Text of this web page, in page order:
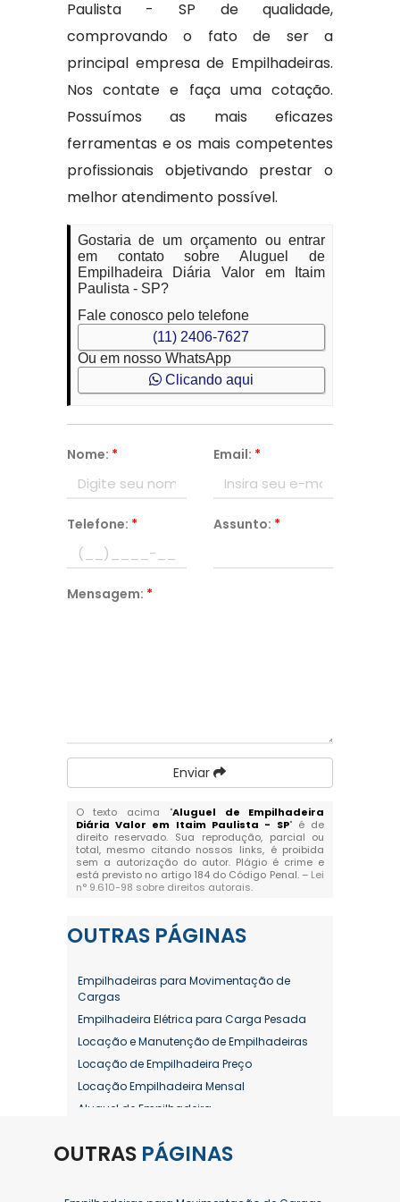
Paulista - SP de qualidade,
comprovando o fato de ser a
principal empresa de Empilhadeiras.
Nos contate e faça uma cotação.
Possuímos as mais eficazes
ferramentas e os mais competentes
profissionais objetivando prestar o
melhor atendimento possível.
Gostaria de um orçamento ou entrar
em contato sobre Aluguel de
Empilhadeira Diária Valor em Itaim
Paulista - SP?
Fale conosco pelo telefone
(11) 2406-7627
Ou em nosso WhatsApp
Clicando aqui
Nome: * Email: *
Telefone: * Assunto: *
Mensagem: *
Enviar
O texto acima "Aluguel de Empilhadeira
Diária Valor em Itaim Paulista - SP" é de
direito reservado. Sua reprodução, parcial ou
total, mesmo citando nossos links, é proibida
sem a autorização do autor. Plágio é crime e
está previsto no artigo 184 do Código Penal. – Lei
n° 9.610-98 sobre direitos autorais.
OUTRAS PÁGINAS
Empilhadeiras para Movimentação de
Cargas
Empilhadeira Elétrica para Carga Pesada
Locação e Manutenção de Empilhadeiras
Locação de Empilhadeira Preço
Locação Empilhadeira Mensal
Aluguel de Empilhadeira
Aluguel de Empilhadeira Diária Valor
Aluguel de Empilhadeira Elétrica Preço
OUTRAS PÁGINAS